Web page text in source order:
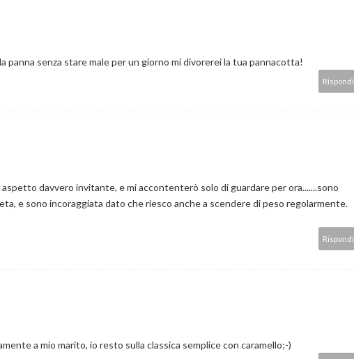
panna senza stare male per un giorno mi divorerei la tua pannacotta!
Rispondi
davvero invitante, e mi accontenterò solo di guardare per ora.......sono
e sono incoraggiata dato che riesco anche a scendere di peso regolarmente.
Rispondi
a mio marito, io resto sulla classica semplice con caramello;-)